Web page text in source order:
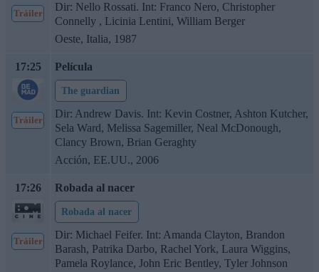
Tráiler
Dir: Nello Rossati. Int: Franco Nero, Christopher
Connelly , Licinia Lentini, William Berger
Oeste, Italia, 1987
17:25
Tráiler
Película
The guardian
Dir: Andrew Davis. Int: Kevin Costner, Ashton Kutcher,
Sela Ward, Melissa Sagemiller, Neal McDonough,
Clancy Brown, Brian Geraghty
Acción, EE.UU., 2006
17:26
Tráiler
Robada al nacer
Robada al nacer
Dir: Michael Feifer. Int: Amanda Clayton, Brandon
Barash, Patrika Darbo, Rachel York, Laura Wiggins,
Pamela Roylance, John Eric Bentley, Tyler Johnson